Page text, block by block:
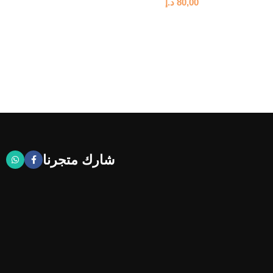
80,00 د.إ
شارك متجرنا